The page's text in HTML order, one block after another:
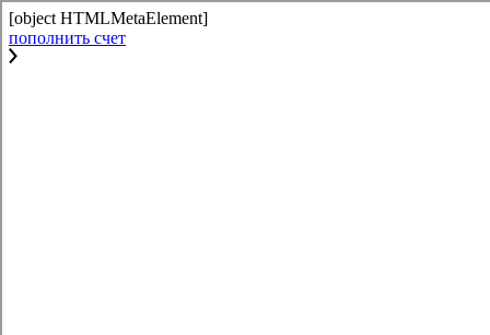
[object HTMLMetaElement]
пополнить счет